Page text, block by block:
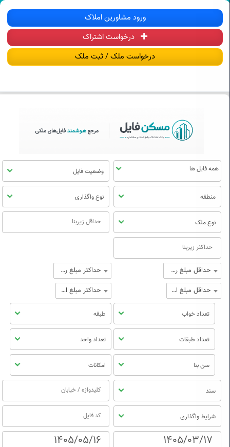
مسکن فایل | خرید، فروش، رهن و اجاره
ورود مشاورین املاک
درخواست اشتراک
درخواست ملک / ثبت ملک
مسکن
فایل
وضعیت فایل
منطقه نوع واگذاری
نوع ملک
حداقل مبلغ رهن
حداکثر مبلغ رهن
حداقل مبلغ اجاره
حداکثر مبلغ اجاره
تعداد خواب طبقه
تعداد طبقات تعداد واحد
سن بنا امکانات
سند
شرایط واگذاری